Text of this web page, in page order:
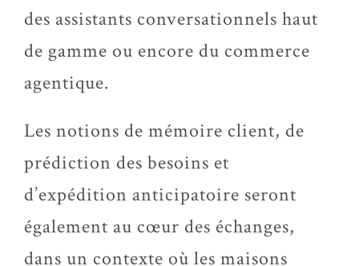
des assistants conversationnels haut
de gamme ou encore du commerce
agentique.
Les notions de mémoire client, de
prédiction des besoins et
d’expédition anticipatoire seront
également au cœur des échanges,
dans un contexte où les maisons